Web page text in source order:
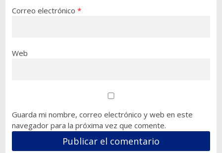
Correo electrónico *
Web
Guarda mi nombre, correo electrónico y web en este
navegador para la próxima vez que comente.